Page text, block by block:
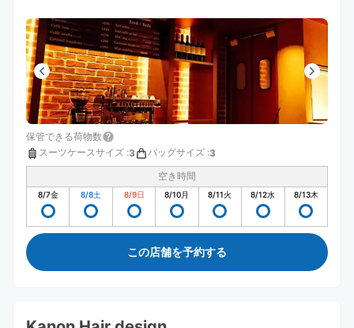
保管できる荷物数
スーツケースサイズ :3 バッグサイズ :3
空き時間
8/7金 8/8土 8/9日 8/10月 8/11火 8/12水 8/13木
この店舗を予約する